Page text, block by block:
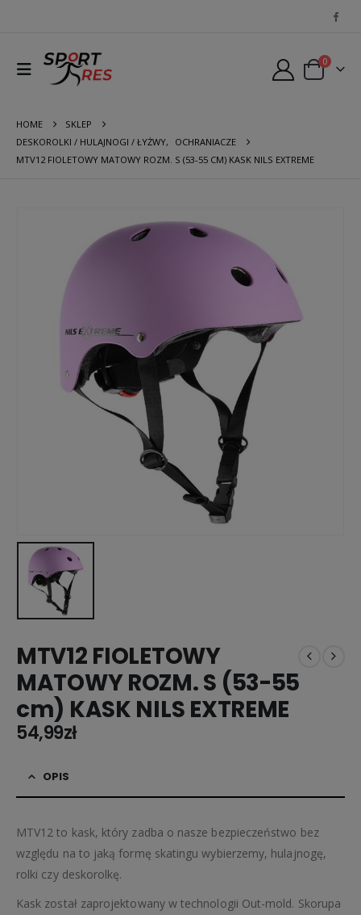
0
HOME
SKLEP
DESKOROLKI / HULAJNOGI / ŁYŻWY,
OCHRANIACZE
MTV12 FIOLETOWY MATOWY ROZM. S (53-55 CM) KASK NILS EXTREME
MTV12 FIOLETOWY
MATOWY ROZM. S (53-55
cm) KASK NILS EXTREME
54,99zł
OPIS
MTV12 to kask, który zadba o nasze bezpieczeństwo bez
względu na to jaką formę skatingu wybierzemy, hulajnogę,
rolki czy deskorolkę.
Kask został zaprojektowany w technologii Out-mold. Skorupa